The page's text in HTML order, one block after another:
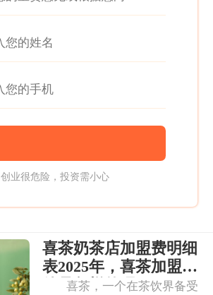
创业很危险，投资需小心
喜茶奶茶店加盟费明细
表2025年，喜茶加盟条
件是怎样的呢
喜茶，一个在茶饮界备受